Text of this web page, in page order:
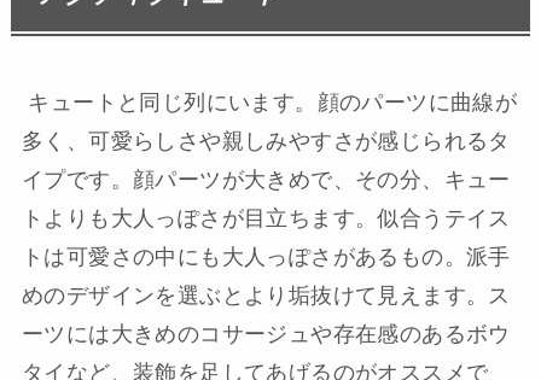
キュートと同じ列にいます。顔のパーツに曲線が
多く、可愛らしさや親しみやすさが感じられるタ
イプです。顔パーツが大きめで、その分、キュー
トよりも大人っぽさが目立ちます。似合うテイス
トは可愛さの中にも大人っぽさがあるもの。派手
めのデザインを選ぶとより垢抜けて見えます。ス
ーツには大きめのコサージュや存在感のあるボウ
タイなど、装飾を足してあげるのがオススメで